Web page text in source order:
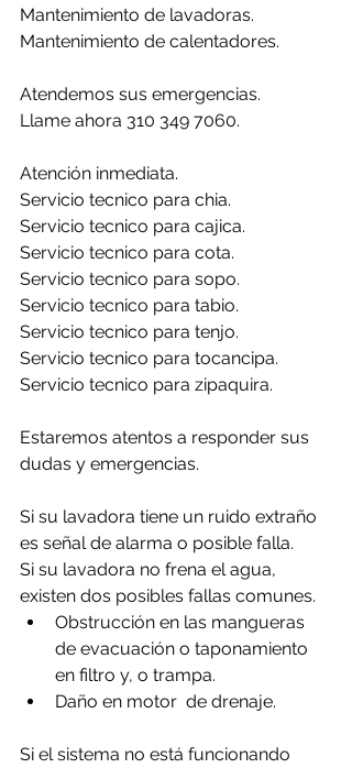
Mantenimiento de lavadoras.
Mantenimiento de calentadores.
Atendemos sus emergencias.
Llame ahora 310 349 7060.
Atención inmediata.
Servicio tecnico para chia.
Servicio tecnico para cajica.
Servicio tecnico para cota.
Servicio tecnico para sopo.
Servicio tecnico para tabio.
Servicio tecnico para tenjo.
Servicio tecnico para tocancipa.
Servicio tecnico para zipaquira.
Estaremos atentos a responder sus
dudas y emergencias.
Si su lavadora tiene un ruido extraño
es señal de alarma o posible falla.
Si su lavadora no frena el agua,
existen dos posibles fallas comunes.
Obstrucción en las mangueras
de evacuación o taponamiento
en filtro y, o trampa.
Daño en motor  de drenaje.
Si el sistema no está funcionando